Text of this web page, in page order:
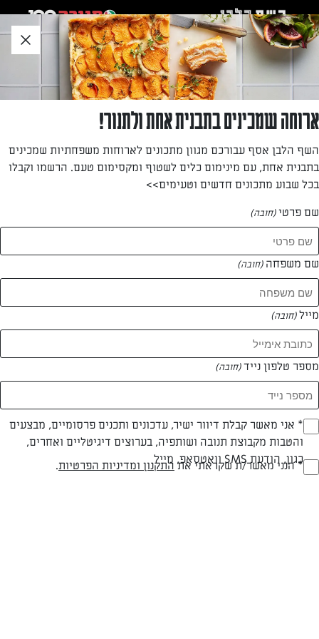
לאזור
תוכן
תחתון
קארין פיכלר-אדרי
—
המתכונים של קארין פיכלר-אדרי
0 מתכונים
המאמרים של קארין פיכלר-אדרי
0 מאמרים
ארוחה שמכינים בתבנית אחת ולתנור!
השף הלבן אסף עבורכם מגוון מתכונים לארוחות משפחתיות שמכינים
בתבנית אחת, עם מינימום כלים לשטוף ומקסימום טעם. הרשמו וקבלו
בכל שבוע מתכונים חדשים וטעימים>>
שם פרטי(חובה)
שם משפחה (חובה)
מייל(חובה)
מספר טלפון נייד(חובה)
(חובה)* אני מאשר קבלת דיוור ישיר, עדכונים ותכנים פרסומיים, מבצעים
והטבות מקבוצת תנובה ושותפיה, בערוצים דיגיטליים ואחרים,
כגון, הודעת SMS וואטסאפ, מייל(חובה)* הנני מאשר/ת שקראתי את התקנון ומדיניות הפרטיות.